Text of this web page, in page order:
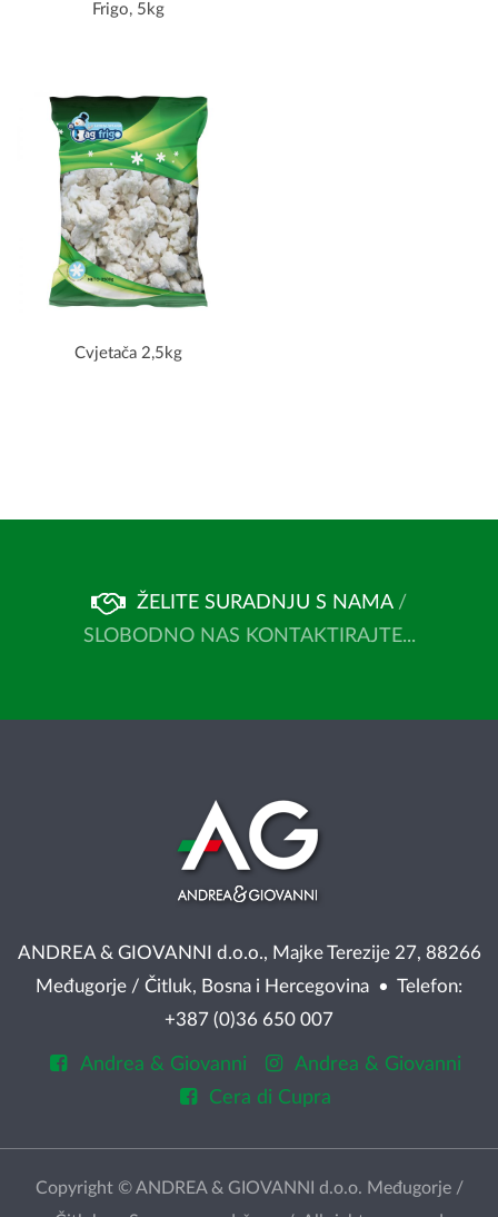
Frigo, 5kg
Cvjetača 2,5kg
ŽELITE SURADNJU S NAMA /
SLOBODNO NAS KONTAKTIRAJTE...
ANDREA & GIOVANNI d.o.o., Majke Terezije 27, 88266
Međugorje / Čitluk, Bosna i Hercegovina • Telefon:
+387 (0)36 650 007
Andrea & Giovanni
Andrea & Giovanni
Cera di Cupra
Copyright © ANDREA & GIOVANNI d.o.o. Međugorje /